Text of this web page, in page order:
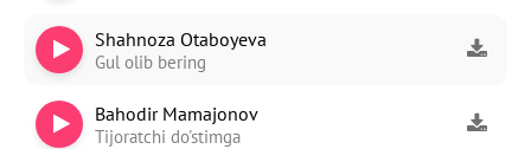
Shahnoza Otaboyeva
Gul olib bering
Bahodir Mamajonov
Tijoratchi do'stimga